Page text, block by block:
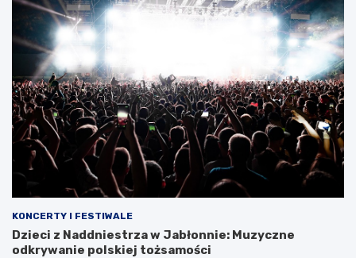
KONCERTY I FESTIWALE
Dzieci z Naddniestrza w Jabłonnie: Muzyczne
odkrywanie polskiej tożsamości